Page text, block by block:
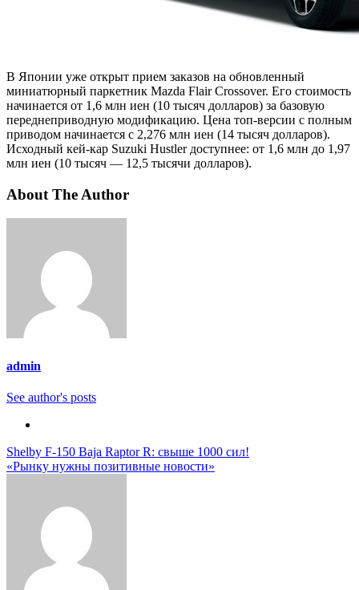
В Японии уже открыт прием заказов на обновленный
миниатюрный паркетник Mazda Flair Crossover. Его стоимость
начинается от 1,6 млн иен (10 тысяч долларов) за базовую
переднеприводную модификацию. Цена топ-версии с полным
приводом начинается с 2,276 млн иен (14 тысяч долларов).
Исходный кей-кар Suzuki Hustler доступнее: от 1,6 млн до 1,97
млн иен (10 тысяч — 12,5 тысячи долларов).
About The Author
admin
See author's posts
Навигация
по
Shelby F-150 Baja Raptor R: свыше 1000 сил!
«Рынку нужны позитивные новости»